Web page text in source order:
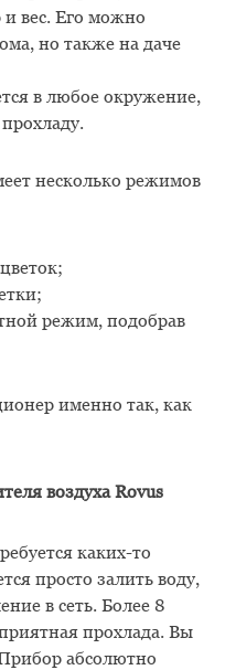
вес. Его можно
но также на даче
в любое окружение,
несколько режимов
режим, подобрав
именно так, как
воздуха Rovus
каких-то
просто залить воду,
в сеть. Более 8
прохлада. Вы
абсолютно